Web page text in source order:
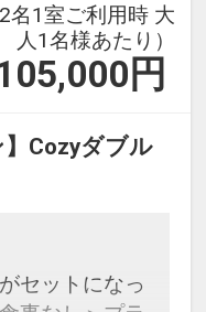
名1室ご利用時 大
人1名様あたり）
円
】Cozyダブル
セットになっ